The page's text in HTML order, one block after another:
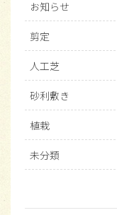
お知らせ
剪定
人工芝
砂利敷き
植栽
未分類